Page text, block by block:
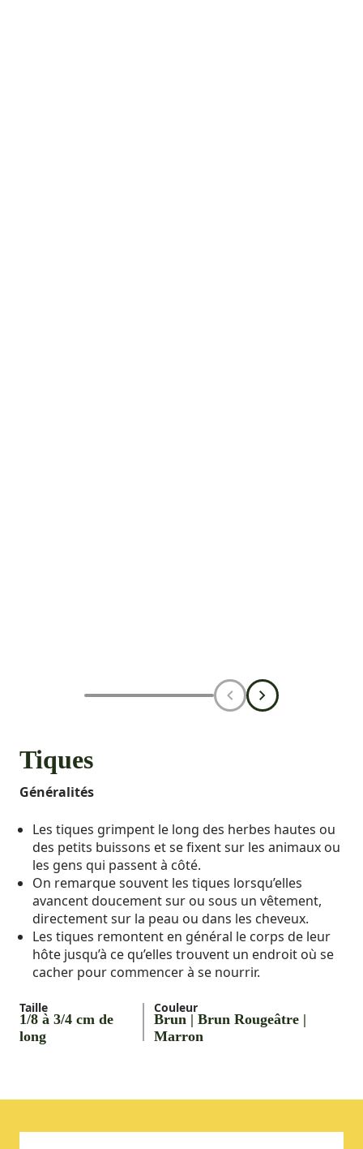
Tiques
Généralités
Les tiques grimpent le long des herbes hautes ou
des petits buissons et se fixent sur les animaux ou
les gens qui passent à côté.
On remarque souvent les tiques lorsqu’elles
avancent doucement sur ou sous un vêtement,
directement sur la peau ou dans les cheveux.
Les tiques remontent en général le corps de leur
hôte jusqu’à ce qu’elles trouvent un endroit où se
cacher pour commencer à se nourrir.
Taille
1/8 à 3/4 cm de
long
Couleur
Brun | Brun Rougeâtre |
Marron